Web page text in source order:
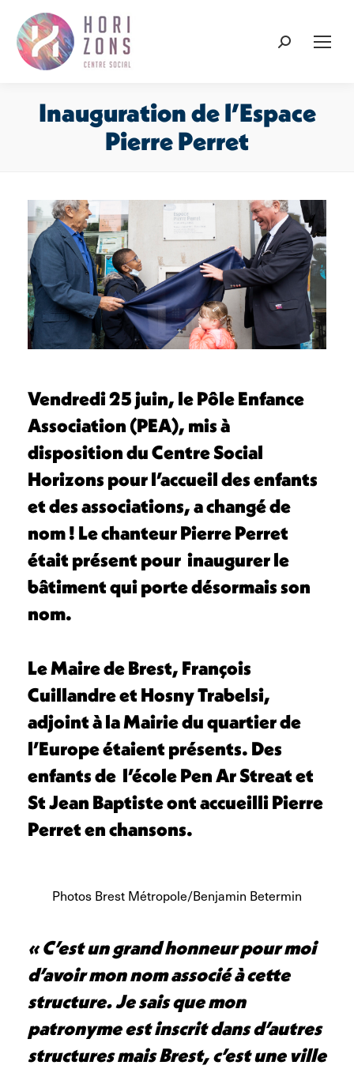
Recherche
Inauguration de l’Espace
Pierre Perret
Vendredi 25 juin, le Pôle Enfance
Association (PEA), mis à
disposition du Centre Social
Horizons pour l’accueil des enfants
et des associations, a changé de
nom ! Le chanteur Pierre Perret
était présent pour inaugurer le
bâtiment qui porte désormais son
nom.
Le Maire de Brest, François
Cuillandre et Hosny Trabelsi,
adjoint à la Mairie du quartier de
l’Europe étaient présents. Des
enfants de l’école Pen Ar Streat et
St Jean Baptiste ont accueilli Pierre
Perret en chansons.
Photos Brest Métropole/Benjamin Betermin
« C’est un grand honneur pour moi
d’avoir mon nom associé à cette
structure. Je sais que mon
patronyme est inscrit dans d’autres
structures mais Brest, c’est une ville